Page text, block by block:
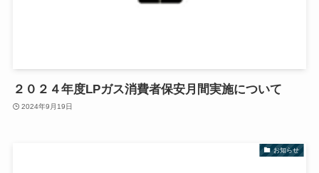
２０２４年度LPガス消費者保安月間実施について
2024年9月19日
お知らせ